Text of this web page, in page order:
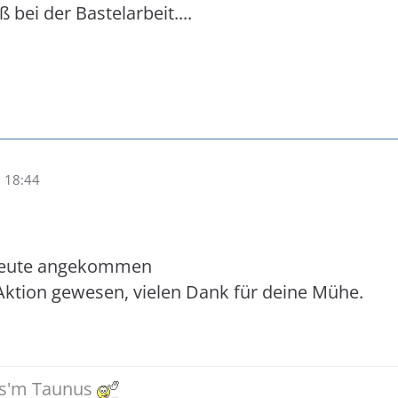
bei der Bastelarbeit....
18:44
angekommen
gewesen, vielen Dank für deine Mühe.
Taunus